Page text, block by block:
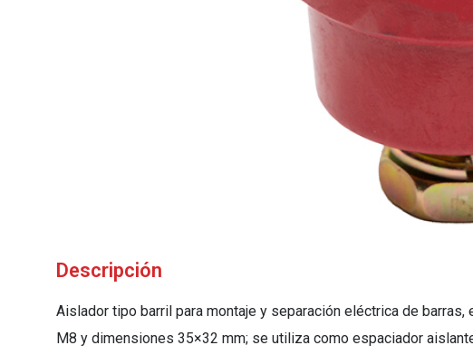
Descripción
Aislador tipo barril para montaje y separación eléctrica de
M8 y dimensiones 35×32 mm; se utiliza como espaciador